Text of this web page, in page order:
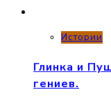
Истории
Глинка и
гениев.